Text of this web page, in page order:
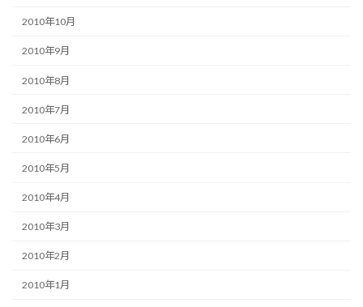
2010年10月
2010年9月
2010年8月
2010年7月
2010年6月
2010年5月
2010年4月
2010年3月
2010年2月
2010年1月